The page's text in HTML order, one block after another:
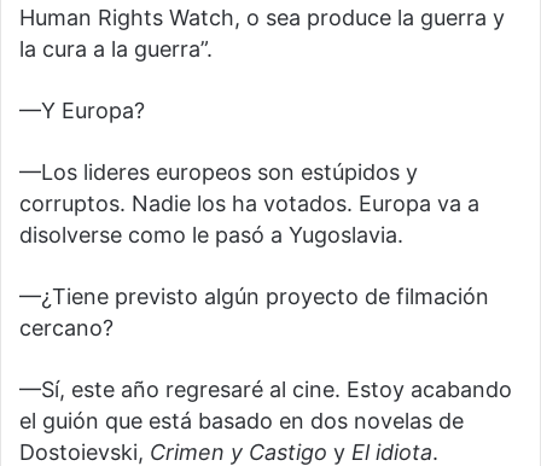
Human Rights Watch, o sea produce la guerra y
la cura a la guerra”.
—Y Europa?
—Los lideres europeos son estúpidos y
corruptos. Nadie los ha votados. Europa va a
disolverse como le pasó a Yugoslavia.
—¿Tiene previsto algún proyecto de filmación
cercano?
—Sí, este año regresaré al cine. Estoy acabando
el guión que está basado en dos novelas de
Dostoievski, Crimen y Castigo y El idiota.